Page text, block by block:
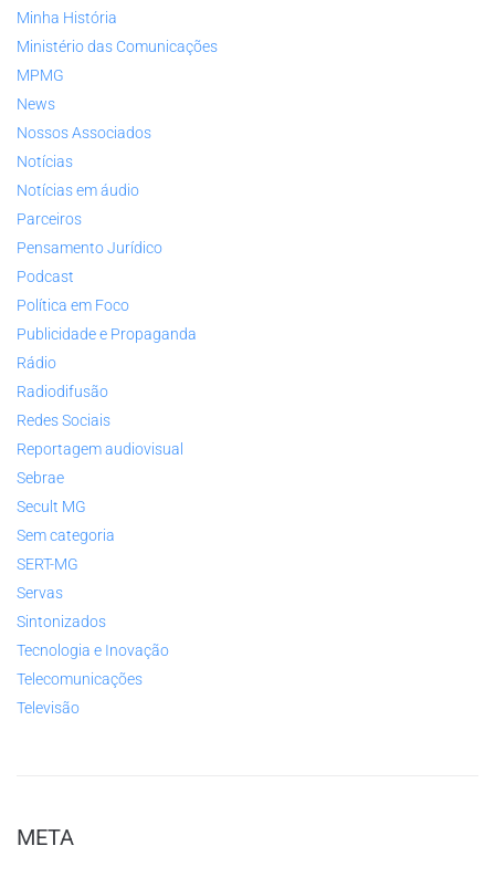
Minha História
Ministério das Comunicações
MPMG
News
Nossos Associados
Notícias
Notícias em áudio
Parceiros
Pensamento Jurídico
Podcast
Política em Foco
Publicidade e Propaganda
Rádio
Radiodifusão
Redes Sociais
Reportagem audiovisual
Sebrae
Secult MG
Sem categoria
SERT-MG
Servas
Sintonizados
Tecnologia e Inovação
Telecomunicações
Televisão
META